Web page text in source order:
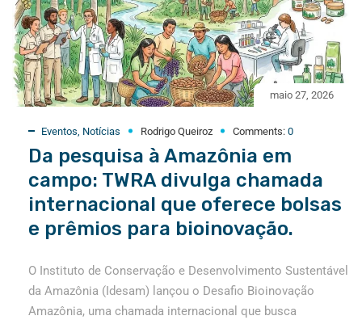
maio 27, 2026
Eventos Notícias Rodrigo Queiroz Comments: 0
Da pesquisa à Amazônia em
campo: TWRA divulga chamada
internacional que oferece bolsas
e prêmios para bioinovação.
O Instituto de Conservação e Desenvolvimento Sustentável
da Amazônia (Idesam) lançou o Desafio Bioinovação
Amazônia, uma chamada internacional que busca